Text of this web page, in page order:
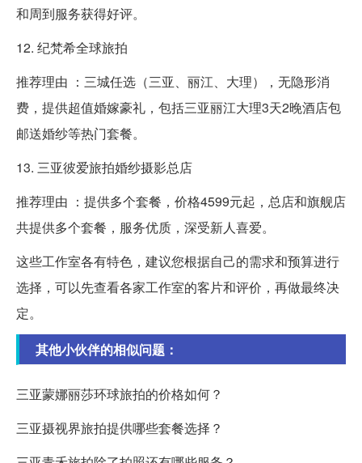
和周到服务获得好评。
12. 纪梵希全球旅拍
推荐理由 ：三城任选（三亚、丽江、大理），无隐形消
费，提供超值婚嫁豪礼，包括三亚丽江大理3天2晚酒店包
邮送婚纱等热门套餐。
13. 三亚彼爱旅拍婚纱摄影总店
推荐理由 ：提供多个套餐，价格4599元起，总店和旗舰店
共提供多个套餐，服务优质，深受新人喜爱。
这些工作室各有特色，建议您根据自己的需求和预算进行
选择，可以先查看各家工作室的客片和评价，再做最终决
定。
其他小伙伴的相似问题：
三亚蒙娜丽莎环球旅拍的价格如何？
三亚摄视界旅拍提供哪些套餐选择？